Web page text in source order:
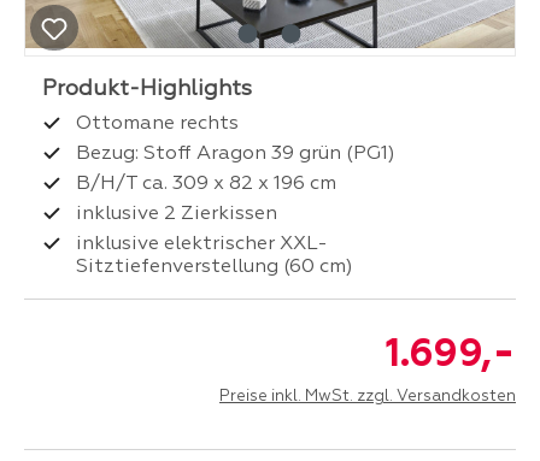
Ottomane rechts
Bezug: Stoff Aragon 39 grün (PG1)
B/H/T ca. 309 x 82 x 196 cm
inklusive 2 Zierkissen
inklusive elektrischer XXL-
Sitztiefenverstellung (60 cm)
1.699,-
Preise inkl. MwSt. zzgl. Versandkosten